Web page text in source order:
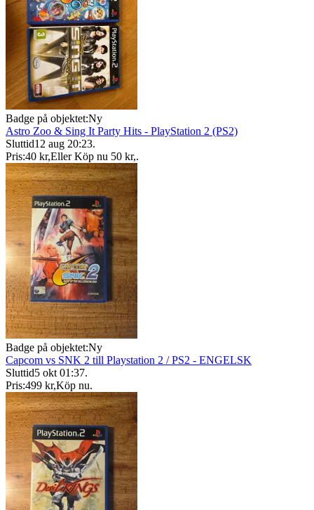
Badge på objektet:Ny
Astro Zoo & Sing It Party Hits - PlayStation 2 (PS2)
Sluttid12 aug 20:23.
Pris:40 kr,Eller Köp nu 50 kr,.
Badge på objektet:Ny
Capcom vs SNK 2 till Playstation 2 / PS2 - ENGELSK
Sluttid5 okt 01:37.
Pris:499 kr,Köp nu.